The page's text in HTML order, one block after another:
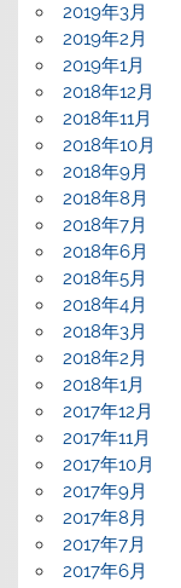
2019年3月
2019年2月
2019年1月
2018年12月
2018年11月
2018年10月
2018年9月
2018年8月
2018年7月
2018年6月
2018年5月
2018年4月
2018年3月
2018年2月
2018年1月
2017年12月
2017年11月
2017年10月
2017年9月
2017年8月
2017年7月
2017年6月